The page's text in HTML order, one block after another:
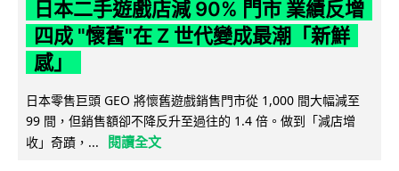
日本二手遊戲店減 90% 門市 業績反增
四成 "懷舊"在 Z 世代變成最潮「新鮮
感」
日本零售巨頭 GEO 將懷舊遊戲銷售門市從 1,000 間大幅減至
99 間，但銷售額卻不降反升至過往的 1.4 倍。做到「減店增
收」奇蹟，...
閱讀全文